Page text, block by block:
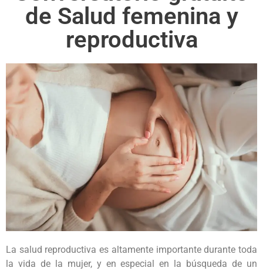
de Salud femenina y
reproductiva
La salud reproductiva es altamente importante durante toda
la vida de la mujer, y en especial en la búsqueda de un